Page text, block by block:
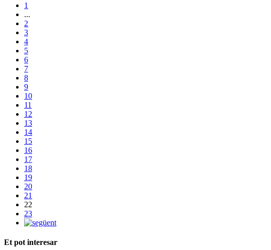
1
...
2
3
4
5
6
7
8
9
10
11
12
13
14
15
16
17
18
19
20
21
22
23
Et pot interesar